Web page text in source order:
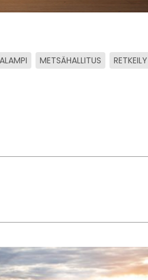
METSÄHALLITUS
RETKEILY